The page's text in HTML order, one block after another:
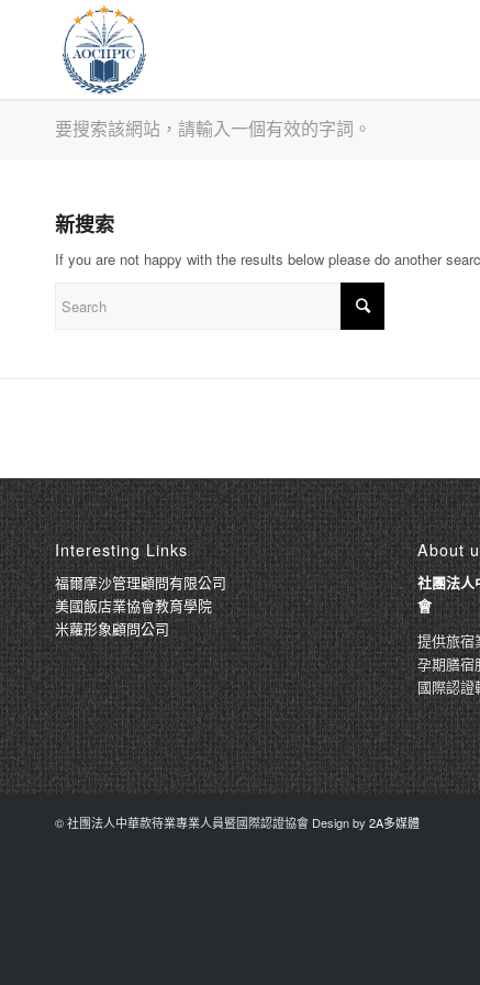
要搜索該網站，請輸入一個有效的字詞。
新搜索
If you are not happy with the results below please do another
Interesting Links
福爾摩沙管理顧問有限公司
美國飯店業協會教育學院
米蘿形象顧問公司
About
社團法人
會
提供旅宿
孕期膳宿
國際認證
© 社團法人中華款待業專業人員暨國際認證協會 Design by 2A多媒體